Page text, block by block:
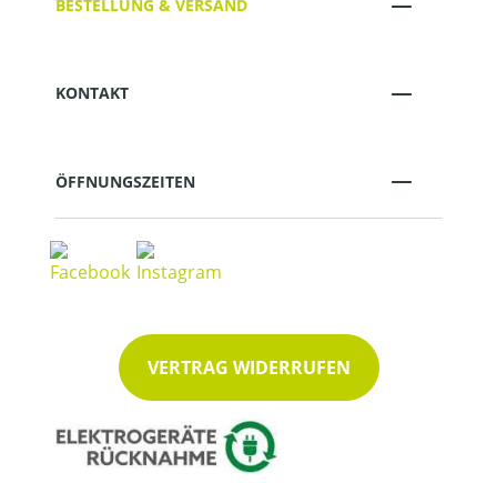
BESTELLUNG & VERSAND
KONTAKT
ÖFFNUNGSZEITEN
VERTRAG WIDERRUFEN